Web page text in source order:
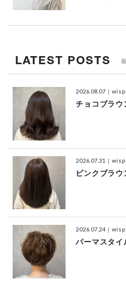
LATEST POSTS
2026.08.07 ｜wisp
チョコブラウ
2026.07.31 ｜wisp
ピンクブラウ
2026.07.24 ｜wisp
パーマスタイ